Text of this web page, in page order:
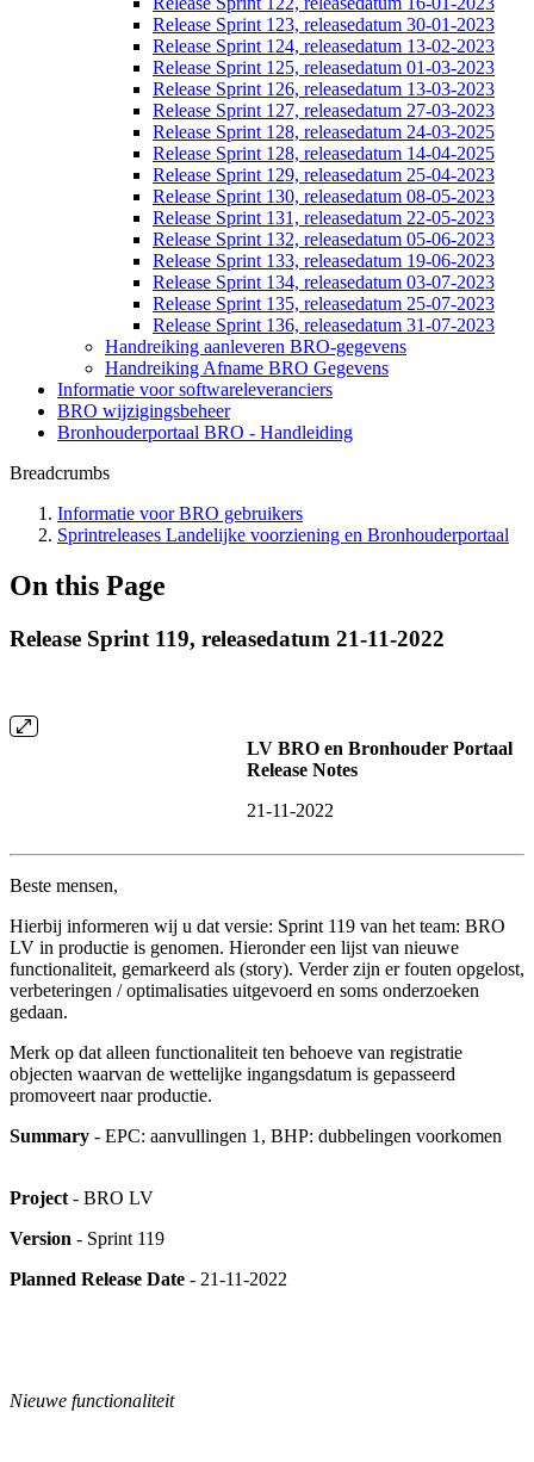
Release Sprint 123, releasedatum 30-01-2023
Release Sprint 124, releasedatum 13-02-2023
Release Sprint 125, releasedatum 01-03-2023
Release Sprint 126, releasedatum 13-03-2023
Release Sprint 127, releasedatum 27-03-2023
Release Sprint 128, releasedatum 24-03-2025
Release Sprint 128, releasedatum 14-04-2025
Release Sprint 129, releasedatum 25-04-2023
Release Sprint 130, releasedatum 08-05-2023
Release Sprint 131, releasedatum 22-05-2023
Release Sprint 132, releasedatum 05-06-2023
Release Sprint 133, releasedatum 19-06-2023
Release Sprint 134, releasedatum 03-07-2023
Release Sprint 135, releasedatum 25-07-2023
Release Sprint 136, releasedatum 31-07-2023
Handreiking aanleveren BRO-gegevens
Handreiking Afname BRO Gegevens
Informatie voor softwareleveranciers
BRO wijzigingsbeheer
Bronhouderportaal BRO - Handleiding
Breadcrumbs
Informatie voor BRO gebruikers
Sprintreleases Landelijke voorziening en Bronhouderportaal
On this Page
Release Sprint 119, releasedatum 21-11-2022
LV BRO en Bronhouder Portaal
Release Notes
21-11-2022
Beste mensen,
Hierbij informeren wij u dat versie: Sprint 119 van het team: BRO
LV in productie is genomen. Hieronder een lijst van nieuwe
functionaliteit, gemarkeerd als (story). Verder zijn er fouten opgelost,
verbeteringen / optimalisaties uitgevoerd en soms onderzoeken
gedaan.
Merk op dat alleen functionaliteit ten behoeve van registratie
objecten waarvan de wettelijke ingangsdatum is gepasseerd
promoveert naar productie.
Summary - EPC: aanvullingen 1, BHP: dubbelingen voorkomen
Project - BRO LV
Version - Sprint 119
Planned Release Date - 21-11-2022
Nieuwe functionaliteit